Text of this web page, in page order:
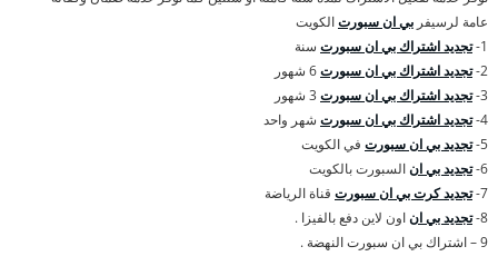
عامة لرسيفر بي ان سبورتالكويت
1- تجديد اشتراك بي ان سبورت سنة
2- تجديد اشتراك بي ان سبورت
3- تجديد اشتراك بي ان سبورت
4- تجديد اشتراك بي ان سبورت شهر واحد
5- تجديد بي ان سبورت في الكويت
6- تجديد بي انالسبورت بالكويت
7- تجديد كرت بي ان سبورت قناة الرياضة
8- تجديد بي اناون لاين دفع بالفيزا .
9 – اشتراك بي ان سبورت النهضة .